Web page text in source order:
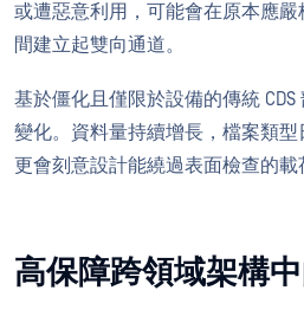
或遭惡意利用，可能會在原本應
間建立起雙向通道。
基於僵化且僅限於設備的傳統
變化。資料量持續增長，檔案類
更會刻意設計能繞過表面檢查的載
高保障跨領域架構